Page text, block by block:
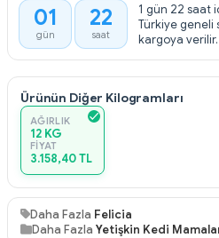
01
gün
22
saat
1 gün 22 saat
Türkiye geneli
kargoya verilir.
Ürünün Diğer Kilogramları
AĞIRLIK
12 KG
FIYAT
3.158,40 TL
Daha Fazla Felicia
Daha Fazla Yetişkin Kedi